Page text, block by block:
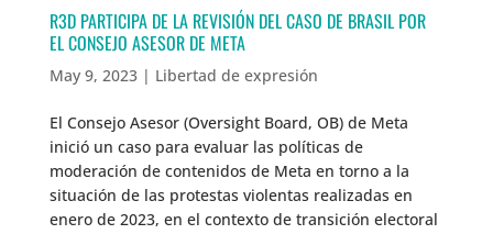
R3D PARTICIPA DE LA REVISIÓN DEL CASO DE BRASIL POR
EL CONSEJO ASESOR DE META
May 9, 2023| Libertad de expresión
El Consejo Asesor (Oversight Board, OB) de Meta
inició un caso para evaluar las políticas de
moderación de contenidos de Meta en torno a la
situación de las protestas violentas realizadas en
enero de 2023, en el contexto de transición electoral